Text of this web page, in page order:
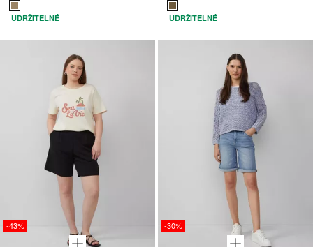
UDRŽITELNÉ UDRŽITELNÉ
-43% -30%